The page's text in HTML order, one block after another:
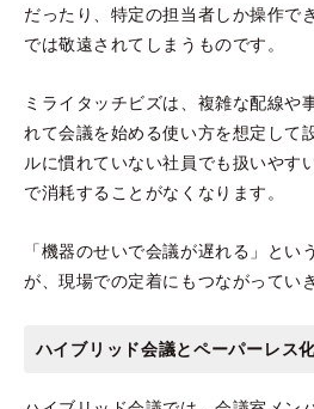
だったり、特定の担当者しか操作で
では敬遠されてしまうものです。
ミライタッチビズは、複雑な配線や
れて会議を始める使い方を想定して
ルに慣れていない社員でも扱いやす
で消耗することがなくなります。
「機器のせいで会議が遅れる」とい
が、現場での定着にもつながってい
ハイブリッド会議とペーパーレス